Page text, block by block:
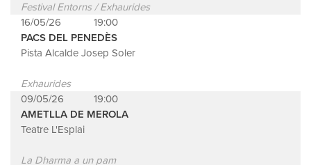
Festival Entorns / Exhaurides
16/05/26
19:00
PACS DEL PENEDÈS
Pista Alcalde Josep Soler
Exhaurides
09/05/26
19:00
AMETLLA DE MEROLA
Teatre L'Esplai
La Dharma a un pam